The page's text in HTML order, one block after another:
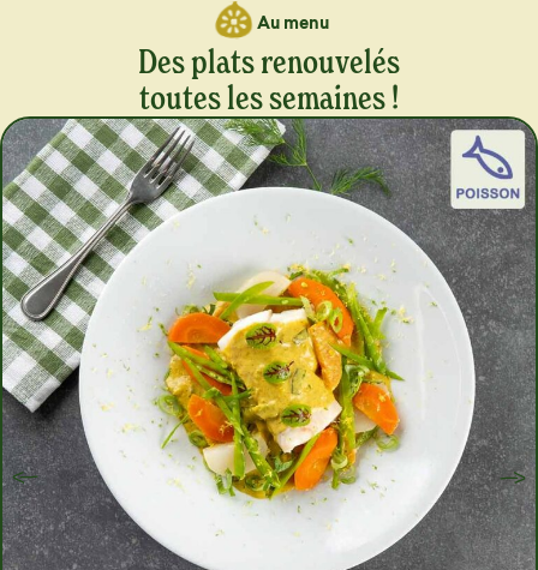
Au menu
Des plats renouvelés
toutes les semaines !